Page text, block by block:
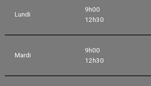
Lundi
9h00
12h30
Mardi
9h00
12h30